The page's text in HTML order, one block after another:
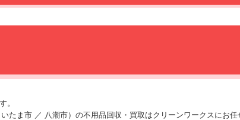
。
たま市 ／ 八潮市）の不用品回収・買取はクリーンワークスにお任